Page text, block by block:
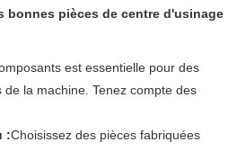
bonnes pièces de centre d'usinage
est essentielle pour des
la machine. Tenez compte des
:Choisissez des pièces fabriquées